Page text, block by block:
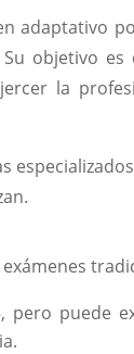
adaptativo
objetivo
la
puede